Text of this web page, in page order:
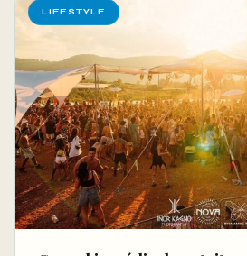
LIFESTYLE